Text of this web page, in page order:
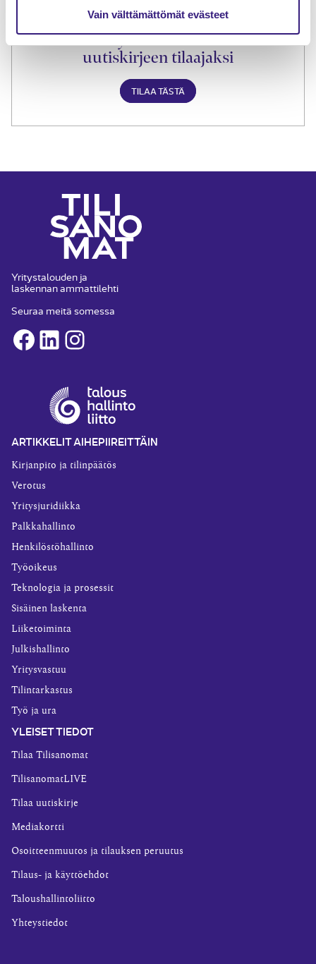
Vain välttämättömät evästeet
Liity Tilisanomien
uutiskirjeen tilaajaksi
TILAA TÄSTÄ
Yritystalouden ja
laskennan ammattilehti
Seuraa meitä somessa
Facebook
LinkedInInstagram
ARTIKKELIT AIHEPIIREITTÄIN
Kirjanpito ja tilinpäätös
Verotus
Yritysjuridiikka
Palkkahallinto
Henkilöstöhallinto
Työoikeus
Teknologia ja prosessit
Sisäinen laskenta
Liiketoiminta
Julkishallinto
Yritysvastuu
Tilintarkastus
Työ ja ura
YLEISET TIEDOT
Tilaa Tilisanomat
TilisanomatLIVE
Tilaa uutiskirje
Mediakortti
Osoitteenmuutos ja tilauksen peruutus
Tilaus- ja käyttöehdot
Taloushallintoliitto
Yhteystiedot